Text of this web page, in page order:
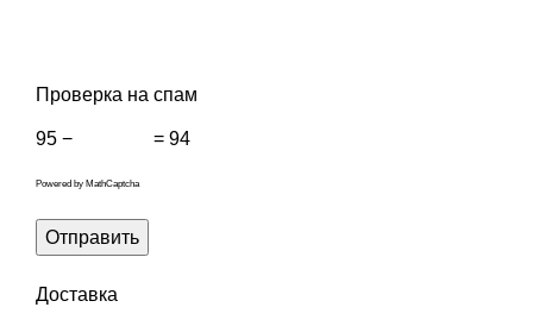
Проверка на спам
95 − = 94
Powered by MathCaptcha
Доставка